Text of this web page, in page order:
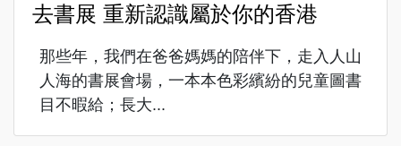
去書展 重新認識屬於你的香港
那些年，我們在爸爸媽媽的陪伴下，走入人山
人海的書展會場，一本本色彩繽紛的兒童圖書
目不暇給；長大...